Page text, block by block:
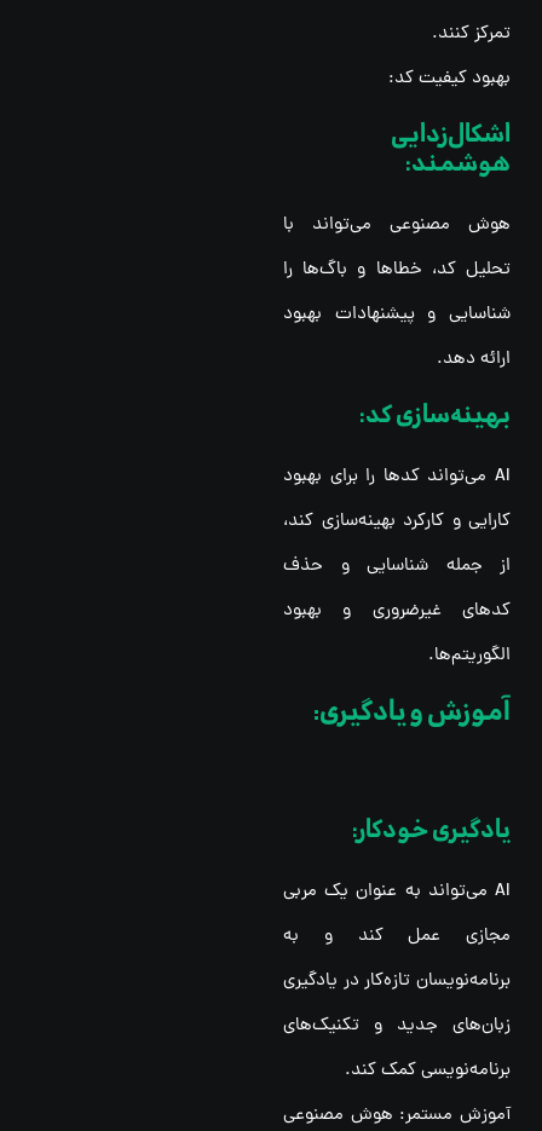
تمرکز کنند.
بهبود کیفیت کد:
اشکال‌زدایی
هوشمند:
هوش مصنوعی می‌تواند با
تحلیل کد، خطاها و باگ‌ها را
شناسایی و پیشنهادات بهبود
ارائه دهد.
بهینه‌سازی کد:
AI می‌تواند کدها را برای بهبود
کارایی و کارکرد بهینه‌سازی کند،
از جمله شناسایی و حذف
کدهای غیرضروری و بهبود
الگوریتم‌ها.
آموزش و یادگیری:
یادگیری خودکار:
AI می‌تواند به عنوان یک مربی
مجازی عمل کند و به
برنامه‌نویسان تازه‌کار در یادگیری
زبان‌های جدید و تکنیک‌های
برنامه‌نویسی کمک کند.
آموزش مستمر: هوش مصنوعی